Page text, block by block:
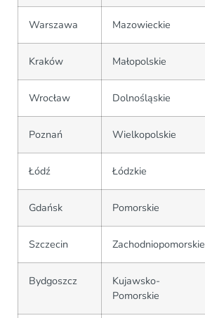
Warszawa Mazowieckie
Kraków Małopolskie
Wrocław Dolnośląskie
Poznań Wielkopolskie
Łódź Łódzkie
Gdańsk Pomorskie
Szczecin Zachodniopomorskie
Bydgoszcz
Kujawsko-
Pomorskie